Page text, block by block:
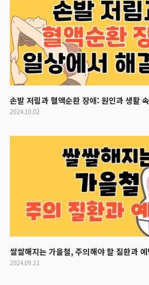
손발 저림과 혈액순환 장애: 원인과 생활
2024.10.02
쌀쌀해지는 가을철, 주의해야 할 질환과 예
2024.09.11